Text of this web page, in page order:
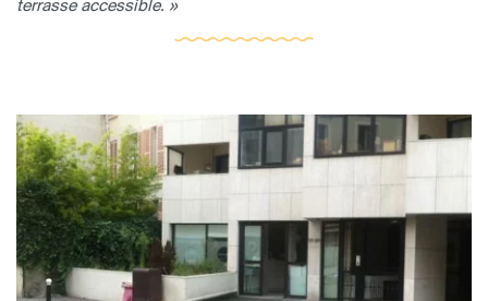
terrasse accessible. »